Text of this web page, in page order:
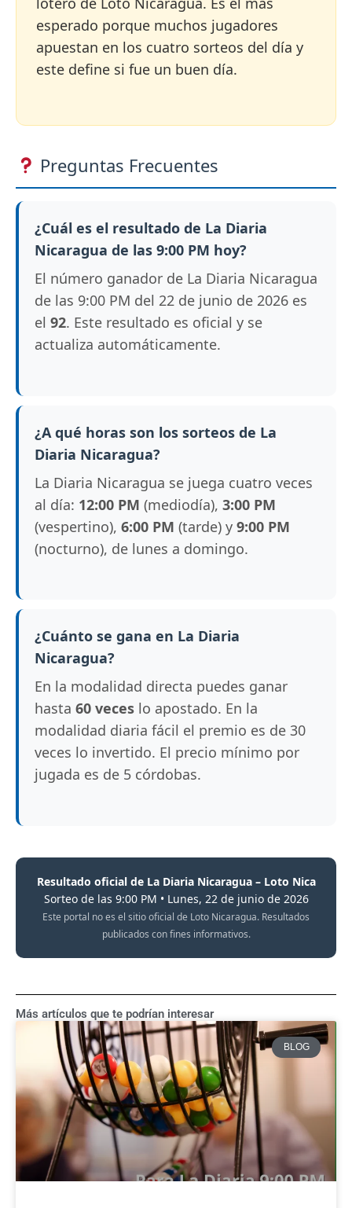
esperado porque muchos jugadores
apuestan en los cuatro sorteos del día y
este define si fue un buen día.
Preguntas Frecuentes
¿Cuál es el resultado de La Diaria
Nicaragua de las 9:00 PM hoy?
El número ganador de La Diaria Nicaragua
de las 9:00 PM del 22 de junio de 2026 es
el 92. Este resultado es oficial y se
actualiza automáticamente.
¿A qué horas son los sorteos de La
Diaria Nicaragua?
La Diaria Nicaragua se juega cuatro veces
al día: 12:00 PM (mediodía), 3:00 PM
(vespertino), 6:00 PM (tarde) y 9:00 PM
(nocturno), de lunes a domingo.
¿Cuánto se gana en La Diaria
Nicaragua?
En la modalidad directa puedes ganar
hasta 60 veces lo apostado. En la
modalidad diaria fácil el premio es de 30
veces lo invertido. El precio mínimo por
jugada es de 5 córdobas.
Resultado oficial de La Diaria Nicaragua – Loto Nica
Sorteo de las 9:00 PM • Lunes, 22 de junio de 2026
Este portal no es el sitio oficial de Loto Nicaragua. Resultados
publicados con fines informativos.
Más artículos que te podrían interesar
BLOG